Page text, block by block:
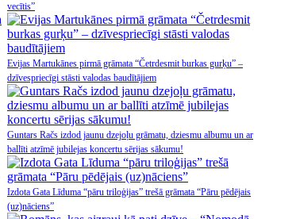
vecītis”
Evijas Martukānes pirmā grāmata “Četrdesmit burkas gurķu” –
dzīvespriecīgi stāsti valodas baudītājiem
Guntars Račs izdod jaunu dzejoļu grāmatu, dziesmu albumu un ar
ballīti atzīmē jubilejas koncertu sērijas sākumu!
Izdota Gata Līduma “pāru triloģijas” trešā grāmata “Pāru pēdējais
(uz)nāciens”